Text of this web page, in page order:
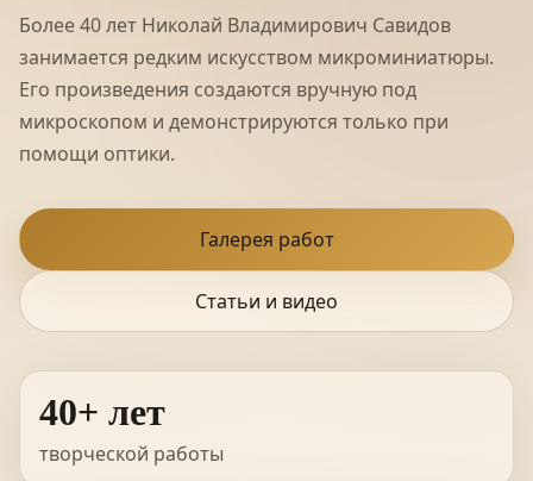
Более 40 лет Николай Владимирович Савидов
занимается редким искусством микроминиатюры.
Его произведения создаются вручную под
микроскопом и демонстрируются только при
помощи оптики.
Галерея работ
Статьи и видео
40+ лет
творческой работы